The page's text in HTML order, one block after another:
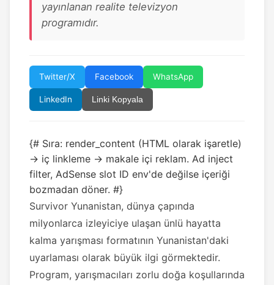
yayınlanan realite televizyon
programıdır.
Twitter/X Facebook WhatsApp
LinkedIn Linki Kopyala
{# Sıra: render_content (HTML olarak işaretle)
→ iç linkleme → makale içi reklam. Ad inject
filter, AdSense slot ID env'de değilse içeriği
bozmadan döner. #}
Survivor Yunanistan, dünya çapında
milyonlarca izleyiciye ulaşan ünlü hayatta
kalma yarışması formatının Yunanistan'daki
uyarlaması olarak büyük ilgi görmektedir.
Program, yarışmacıları zorlu doğa koşullarında